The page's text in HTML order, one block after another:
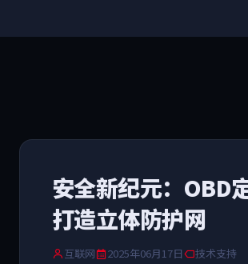
安全新纪元：OBD
打造立体防护网
互联网 2025年06月17日 技术支持